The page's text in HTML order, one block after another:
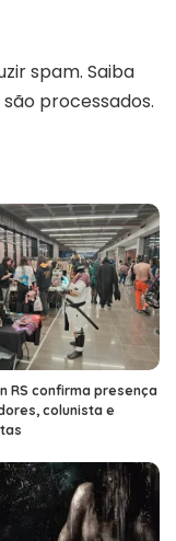
spam. Saiba
processados.
RS confirma presença
colunista e